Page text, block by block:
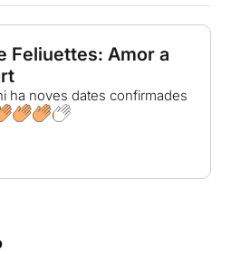
Feliuettes: Amor a
ha noves dates confirmades